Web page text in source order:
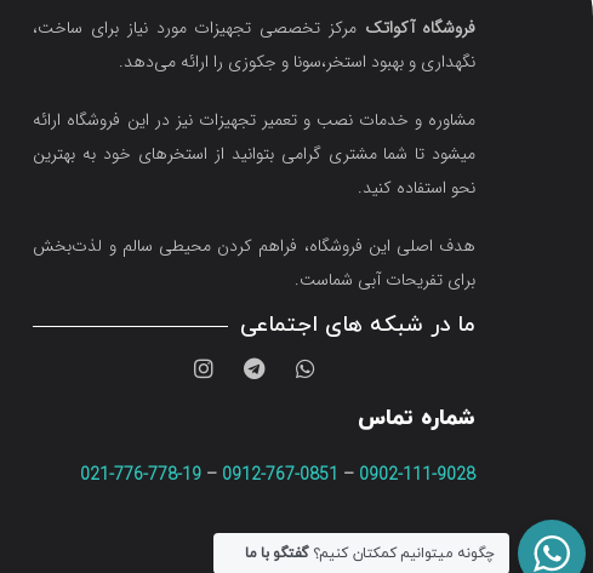
فروشگاه آکواتک مرکز تخصصی تجهیزات مورد نیاز برای ساخت،
نگهداری و بهبود استخر،سونا و جکوزی را ارائه می‌دهد.
مشاوره و خدمات نصب و تعمیر تجهیزات نیز در این فروشگاه ارائه
میشود تا شما مشتری گرامی بتوانید از استخرهای خود به بهترین
نحو استفاده کنید.
هدف اصلی این فروشگاه‌، فراهم کردن محیطی سالم و لذت‌بخش
برای تفریحات آبی شماست.
ما در شبکه های اجتماعی
شماره تماس
0902-111-9028
–
0912-767-0851
–
021-776-778-19
چگونه میتوانیم کمکتان کنیم؟گفتگو با ما